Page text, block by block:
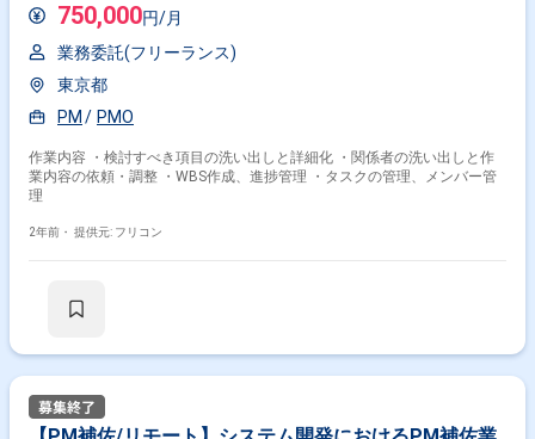
750,000円/月
業務委託(フリーランス)
東京都
PM
PMO
作業内容 ・検討すべき項目の洗い出しと詳細化 ・関係者の洗い出しと作
業内容の依頼・調整 ・WBS作成、進捗管理 ・タスクの管理、メンバー管
理
2年前・ 提供元: フリコン
特徴で絞り込む
PM × 副業
その他の条件で検索する